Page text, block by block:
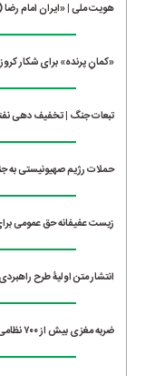
هویت ملی | «ایران امام
«کمانِ پرنده» برای شکار
تبعات جنگ | تخفیف دهی
حملات رژیم صهیونیستی به
زیست عفیفانه حق عمومی
انتشار متن اولیۀ طرح
ضربه مغزی بیش از ۷۰۰ نظامی آمریکایی در حملات ایران